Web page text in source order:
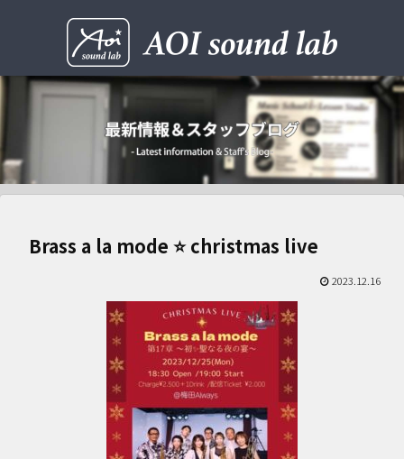
Brass a la mode ⭐️ christmas live
2023.12.16